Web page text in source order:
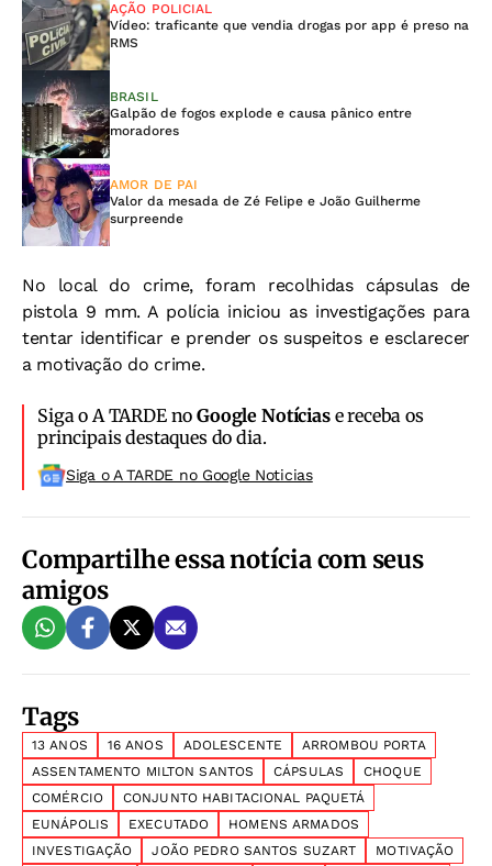
AÇÃO POLICIAL
Vídeo: traficante que vendia drogas por app é preso na
RMS
BRASIL
Galpão de fogos explode e causa pânico entre
moradores
AMOR DE PAI
Valor da mesada de Zé Felipe e João Guilherme
surpreende
No local do crime, foram recolhidas cápsulas de
pistola 9 mm. A polícia iniciou as investigações para
tentar identificar e prender os suspeitos e esclarecer
a motivação do crime.
Siga o A TARDE noGoogle Notíciase receba os
principais destaques do dia.
Siga o A TARDE no Google Noticias
Compartilhe essa notícia com seus
amigos
Tags
13 ANOS 16 ANOS ADOLESCENTE
ARROMBOU PORTA
ASSENTAMENTO MILTON SANTOS
CÁPSULAS
CHOQUE
COMÉRCIO
CONJUNTO HABITACIONAL PAQUETÁ
EUNÁPOLIS
EXECUTADO
HOMENS ARMADOS
INVESTIGAÇÃO
JOÃO PEDRO SANTOS SUZART MOTIVAÇÃO